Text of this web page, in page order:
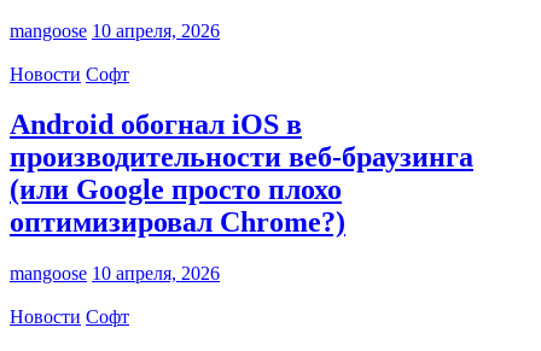
mangoose 10 апреля, 2026
Новости Софт
Android обогнал iOS в
производительности веб-браузинга
(или Google просто плохо
оптимизировал Chrome?)
mangoose 10 апреля, 2026
Новости Софт